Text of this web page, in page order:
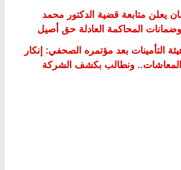
يعلن متابعة قضية الدكتور محمد
المحاكمة العادلة حق أصيل
التأمينات بعد مؤتمره الصحفي: إنكار
المعاشات.. ونطالب بكشف الشركة